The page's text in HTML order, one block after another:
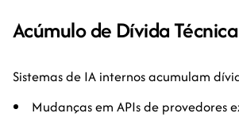
Acúmulo de Dívida Técnica
Sistemas de IA internos acumulam
Mudanças em APIs de